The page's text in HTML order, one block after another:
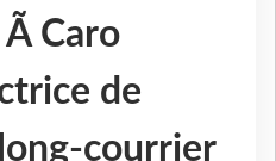
Caro
de
courrier